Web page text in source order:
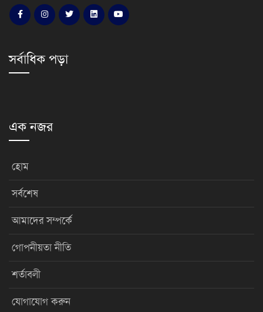
সর্বাধিক পড়া
এক নজর
হোম
সর্বশেষ
আমাদের সম্পর্কে
গোপনীয়তা নীতি
শর্তাবলী
যোগাযোগ করুন